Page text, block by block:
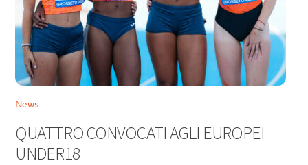
News
QUATTRO CONVOCATI AGLI EUROPEI
UNDER18